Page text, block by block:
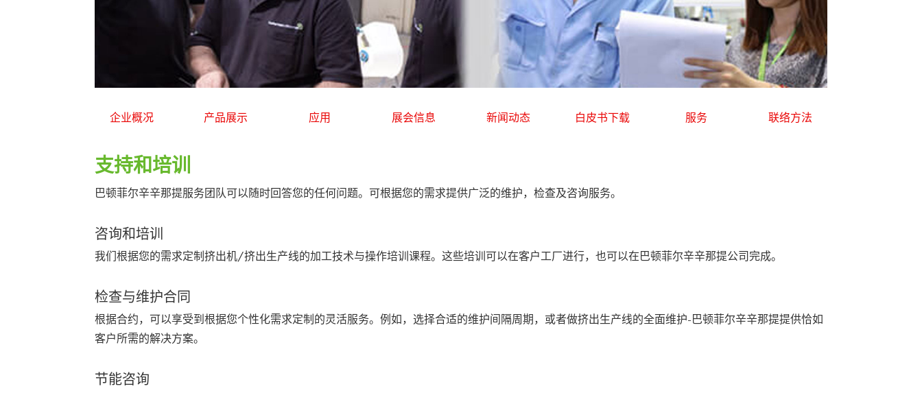
企业概况 产品展示 应用 展会信息 新闻动态 白皮书下载 服务 联络方法
支持和培训
巴顿菲尔辛辛那提服务团队可以随时回答您的任何问题。可根据您的需求提供广泛的维护，检查及咨询服务。
咨询和培训
我们根据您的需求定制挤出机/挤出生产线的加工技术与操作培训课程。这些培训可以在客户工厂进行，也可以在巴顿菲尔辛辛那提公司完成。
检查与维护合同
根据合约，可以享受到根据您个性化需求定制的灵活服务。例如，选择合适的维护间隔周期，或者做挤出生产线的全面维护-巴顿菲尔辛辛那提提供恰如
客户所需的解决方案。
节能咨询